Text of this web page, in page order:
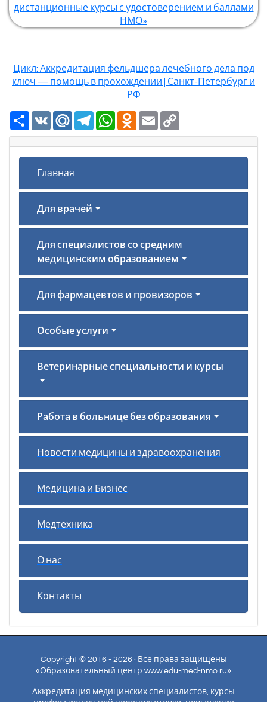
дистанционные курсы с удостоверением и баллами
НМО»
Цикл: Аккредитация фельдшера лечебного дела под
ключ — помощь в прохождении | Санкт-Петербург и
РФ
Ресурс
VK Mail.RuTelegramWhatsAppOdnoklassniki
Email
Главная
Для врачей
Для специалистов со средним
медицинским образованием
Для фармацевтов и провизоров
Особые услуги
Ветеринарные специальности и курсы
Работа в больнице без образования
Новости медицины и здравоохранения
Медицина и Бизнес
Медтехника
О нас
Контакты
Copyright © 2016 - 2026 · Все права защищены
«Образовательный центр www.edu-med-nmo.ru»
Аккредитация медицинских специалистов, курсы